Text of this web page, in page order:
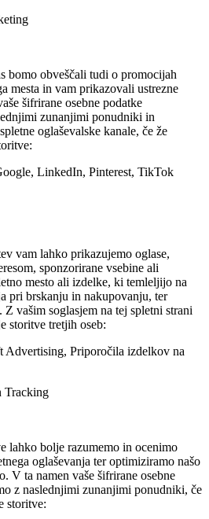
bomo obveščali tudi o promocijah
mesta in vam prikazovali ustrezne
šifrirane osebne podatke
zunanjimi ponudniki in
oglaševalske kanale, če že
LinkedIn, Pinterest, TikTok
vam lahko prikazujemo oglase,
sponzorirane vsebine ali
mesto ali izdelke, ki temleljijo na
pri brskanju in nakupovanju, ter
vašim soglasjem na tej spletni strani
storitve tretjih oseb:
Advertising, Priporočila izdelkov na
Tracking
lahko bolje razumemo in ocenimo
oglaševanja ter optimiziramo našo
V ta namen vaše šifrirane osebne
z naslednjimi zunanjimi ponudniki, če
storitve: